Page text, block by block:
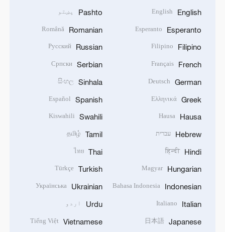
English
English
Esperanto
Esperanto
Filipino
Filipino
French
Français
German
Deutsch
Greek
Ελληνικά
Hausa
Hausa
Hebrew עברית
Hindi
हिन्दी
Hungarian
Magyar
Indonesian
Bahasa Indonesia
Italian
Italiano
Japanese
日本語
Pashto پښتو
Romanian
Română
Russian
Русский
Serbian
Српски
Sinhala
සිංහල
Spanish
Español
Swahili
Kiswahili
Tamil
தமிழ்
Thai
ไทย
Turkish
Türkçe
Ukrainian
Українська
Urdu اردو
Vietnamese
Tiếng Việt